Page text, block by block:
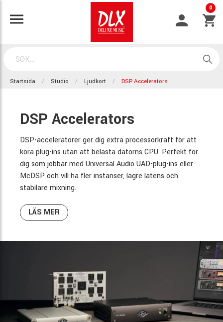
0
Startsida Studio Ljudkort DSP Accelerators
DSP Accelerators
DSP-acceleratorer ger dig extra processorkraft för att
köra plug-ins utan att belasta datorns CPU. Perfekt för
dig som jobbar med Universal Audio UAD-plug-ins eller
McDSP och vill ha fler instanser, lägre latens och
stabilare mixning.
LÄS MER